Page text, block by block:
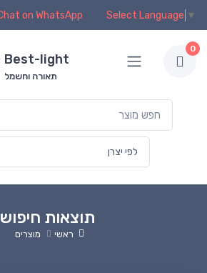
Select Language ▼
Best-light
תאורה וחשמל
0
תוצאות חיפוש
ראשי מוצרים